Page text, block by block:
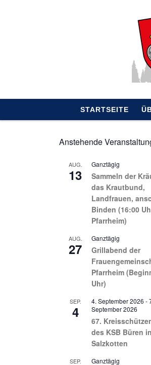
STARTSEITE
Anstehende
AUG.
13
Ganztägig
Sammeln der
das Krautbund,
Landfrauen,
Binden (16:00
Pfarrheim)
AUG.
27
Ganztägig
Grillabend der
Pfarrheim
Uhr)
SEP.
4
4. September 2026 -
September 2026
67.
des KSB Büren in
Salzkotten
SEP. Ganztägig